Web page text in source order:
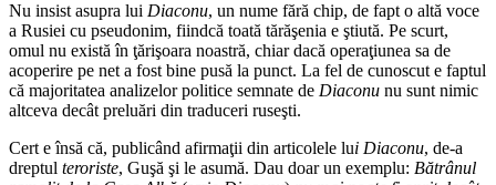
Nu insist asupra lui Diaconu, un nume fără chip, de fapt o altă voce
a Rusiei cu pseudonim, fiindcă toată tărăşenia e ştiută. Pe scurt,
omul nu există în ţărişoara noastră, chiar dacă operaţiunea sa de
acoperire pe net a fost bine pusă la punct. La fel de cunoscut e faptul
că majoritatea analizelor politice semnate de Diaconu nu sunt nimic
altceva decât preluări din traduceri ruseşti.
Cert e însă că, publicând afirmaţii din articolele lui Diaconu, de-a
dreptul teroriste, Guşă şi le asumă. Dau doar un exemplu: Bătrânul